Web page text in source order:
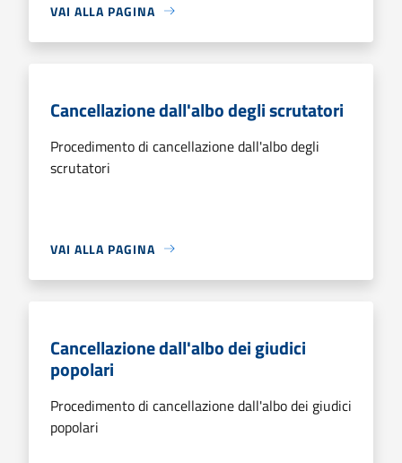
VAI ALLA PAGINA
Cancellazione dall'albo degli scrutatori
Procedimento di cancellazione dall'albo degli
scrutatori
VAI ALLA PAGINA
Cancellazione dall'albo dei giudici
popolari
Procedimento di cancellazione dall'albo dei giudici
popolari